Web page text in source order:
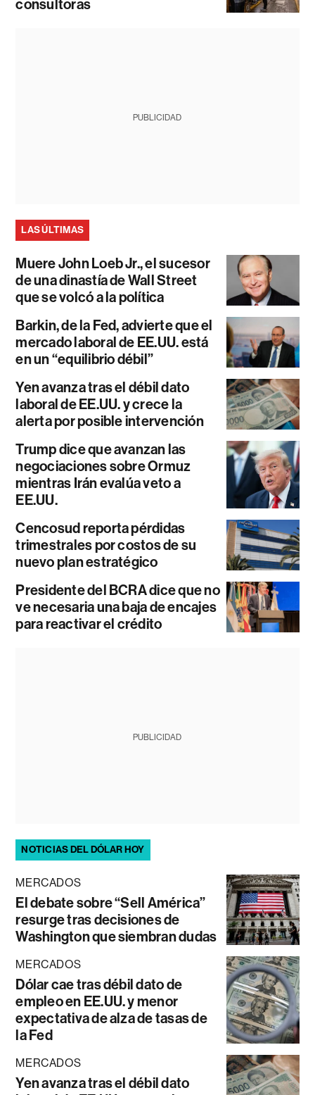
consultoras
PUBLICIDAD
LAS ÚLTIMAS
Muere John Loeb Jr., el sucesor
de una dinastía de Wall Street
que se volcó a la política
Barkin, de la Fed, advierte que el
mercado laboral de EE.UU. está
en un “equilibrio débil”
Yen avanza tras el débil dato
laboral de EE.UU. y crece la
alerta por posible intervención
Trump dice que avanzan las
negociaciones sobre Ormuz
mientras Irán evalúa veto a
EE.UU.
Cencosud reporta pérdidas
trimestrales por costos de su
nuevo plan estratégico
Presidente del BCRA dice que no
ve necesaria una baja de encajes
para reactivar el crédito
PUBLICIDAD
NOTICIAS DEL DÓLAR HOY
MERCADOS
El debate sobre “Sell América”
resurge tras decisiones de
Washington que siembran dudas
MERCADOS
Dólar cae tras débil dato de
empleo en EE.UU. y menor
expectativa de alza de tasas de
la Fed
MERCADOS
Yen avanza tras el débil dato